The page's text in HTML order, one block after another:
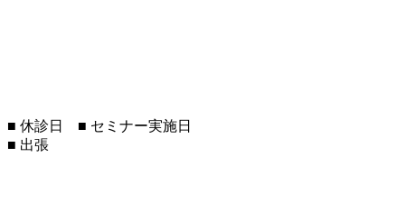
■ 休診日 ■ セミナー実施日
■ 出張